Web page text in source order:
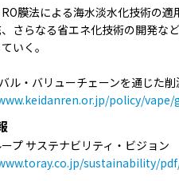
膜法による海水淡水化技術の
さらなる省エネ化技術の開発な
いく。
ル・バリューチェーンを通じた
policy/vape/
プ サステナビリティ・ビジョン
sustainability/